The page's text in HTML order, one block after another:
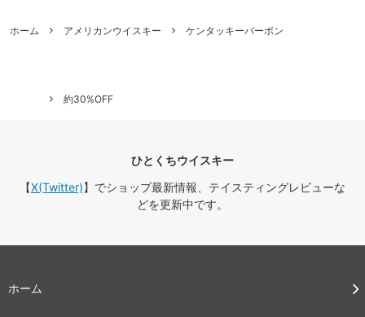
ホーム アメリカンウイスキー ケンタッキーバーボン
約30%OFF
ひとくちウイスキー
【X(Twitter)】でショップ最新情報、テイスティングレビューな
どを更新中です。
ホーム